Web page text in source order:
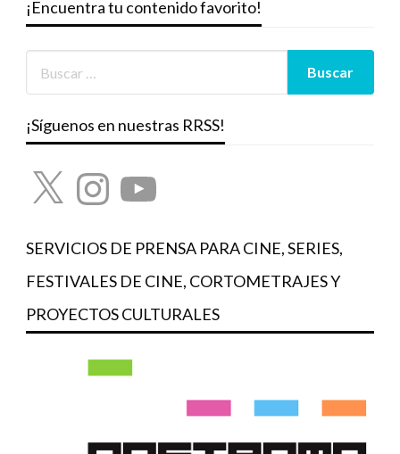
¡Encuentra tu contenido favorito!
¡Síguenos en nuestras RRSS!
X InstagramYouTube
SERVICIOS DE PRENSA PARA CINE, SERIES,
FESTIVALES DE CINE, CORTOMETRAJES Y
PROYECTOS CULTURALES